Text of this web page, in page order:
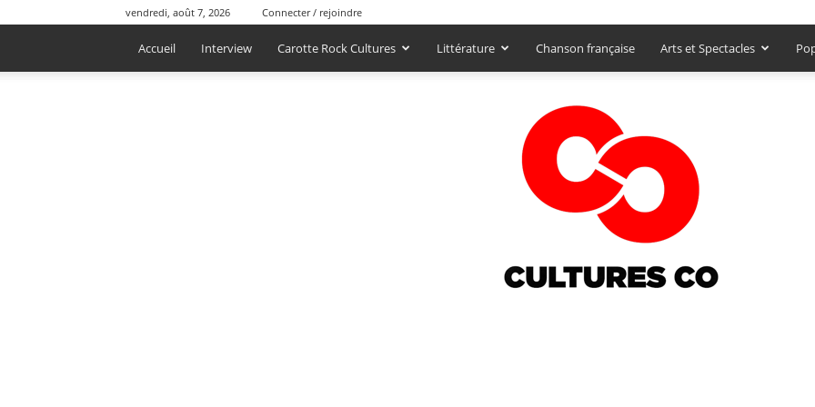
vendredi, août 7, 2026 Connecter / rejoindre
Accueil Interview Carotte Rock Cultures Littérature Chanson française Arts et Spectacles